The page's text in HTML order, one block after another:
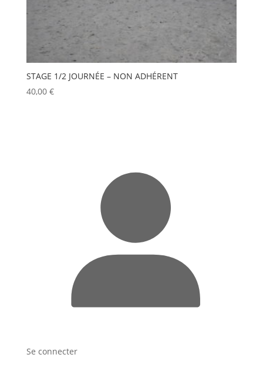
STAGE 1/2 JOURNÉE – NON ADHÉRENT
40,00 €
Se connecter